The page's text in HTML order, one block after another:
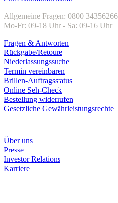
Allgemeine Fragen: 0800 34356266
Mo-Fr: 09-18 Uhr - Sa: 09-16 Uhr
Fragen & Antworten
Rückgabe/Retoure
Niederlassungssuche
Termin vereinbaren
Brillen-Auftragsstatus
Online Seh-Check
Bestellung widerrufen
Gesetzliche Gewährleistungsrechte
Über uns
Presse
Investor Relations
Karriere